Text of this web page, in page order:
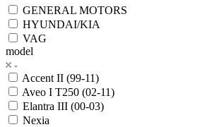
GENERAL MOTORS
HYUNDAI/KIA
VAG
model
Accent II (99-11)
Aveo I T250 (02-11)
Elantra III (00-03)
Nexia